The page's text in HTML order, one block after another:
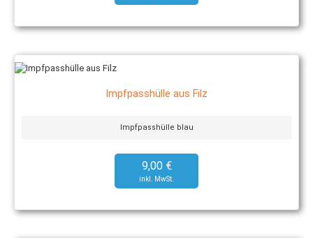
Impfpasshülle aus Filz
Impfpasshülle blau
9,00 €